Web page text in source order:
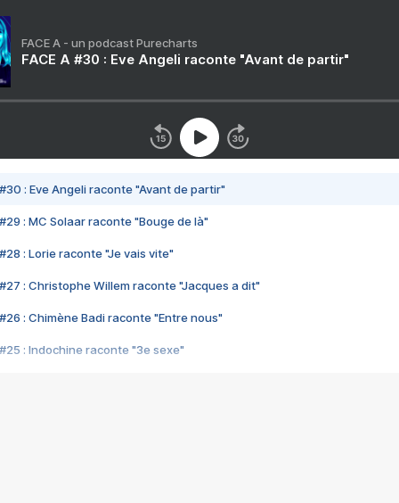
FACE A - un podcast Purecharts
FACE A #30 : Eve Angeli raconte "Avant de partir"
#30 : Eve Angeli raconte "Avant de partir"
#29 : MC Solaar raconte "Bouge de là"
#28 : Lorie raconte "Je vais vite"
#27 : Christophe Willem raconte "Jacques a dit"
#26 : Chimène Badi raconte "Entre nous"
#25 : Indochine raconte "3e sexe"